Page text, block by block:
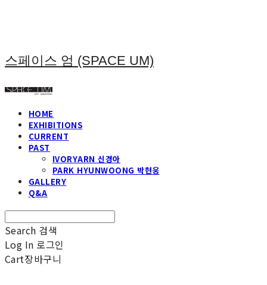
스페이스 엄 (SPACE UM)
HOME
EXHIBITIONS
CURRENT
PAST
IVORYARN 신경아
PARK HYUNWOONG 박현웅
GALLERY
Q&A
Search 검색
Log In 로그인
Cart장바구니